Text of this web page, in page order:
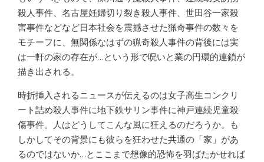
殺人事件、名古屋妊婦切り裂き殺人事件、世田谷一家殺
害事件などなど日本社会を震撼させた猟奇事件の数々を
モチーフに、無関係なはずの猟奇殺人事件の背後には実
は一軒の家の存在が…という形で呪いと業の円環的連鎖が
描き出される。
時折挿入されるニュースが伝えるのは女子高生コンクリ
ート詰め殺人事件に地下鉄サリン事件に神戸連続児童殺
傷事件。人はどうしてこんな風に狂えるのだろうか。も
しかしてその背景にも彼らを狂わせた共通の「家」があ
るのではないか…とここまで想像的恐怖を羽ばたかせれば